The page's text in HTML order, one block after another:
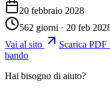
20 febbraio 2028
562 giorni · 20 feb
Vai al sito
Scarica
bando
Hai bisogno di aiuto?